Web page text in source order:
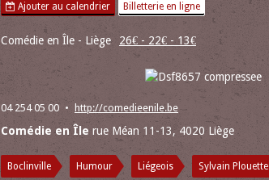
Ajouter au calendrier Billetterie en ligne
Comédie en Île - Liège 26€ - 22€ - 13€
04 254 05 00 http://comedieenile.be
Comédie en Île rue Méan 11-13, 4020 Liège
Boclinville Humour Liégeois Sylvain Plouette